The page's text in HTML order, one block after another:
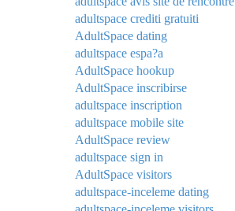
adultspace crediti gratuiti
AdultSpace dating
adultspace espa?a
AdultSpace hookup
AdultSpace inscribirse
adultspace inscription
adultspace mobile site
AdultSpace review
adultspace sign in
AdultSpace visitors
adultspace-inceleme dating